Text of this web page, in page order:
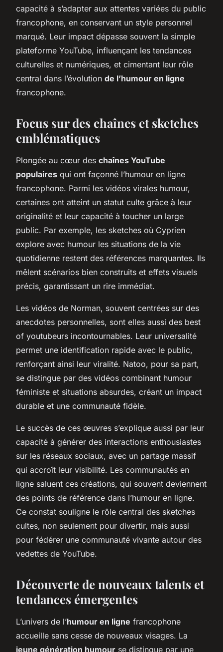
capacité à s’adapter aux attentes variées du public
francophone, en conservant un style personnel
marqué. Leur impact dépasse souvent la simple
plateforme YouTube, influençant les tendances
culturelles et numériques, et cimentant leur rôle
central dans l’évolution de l’humour en ligne
francophone.
Focus sur des chaînes et sketches
emblématiques
Plongée au cœur des chaînes YouTube
populaires qui ont façonné l’humour en ligne
francophone. Parmi les vidéos virales humour,
certaines ont atteint un statut culte grâce à leur
originalité et leur capacité à toucher un large
public. Par exemple, les sketches où Cyprien
explore avec humour les situations de la vie
quotidienne restent des références marquantes. Ils
mêlent scénarios bien construits et effets visuels
précis, garantissant un rire immédiat.
Les vidéos de Norman, souvent centrées sur des
anecdotes personnelles, sont elles aussi des best
of youtubeurs incontournables. Leur universalité
permet une identification rapide avec le public,
renforçant ainsi leur viralité. Natoo, pour sa part,
se distingue par des vidéos combinant humour
féministe et situations absurdes, créant un impact
durable et une communauté fidèle.
Le succès de ces œuvres s’explique aussi par leur
capacité à générer des interactions enthousiastes
sur les réseaux sociaux, avec un partage massif
qui accroît leur visibilité. Les communautés en
ligne saluent ces créations, qui souvent deviennent
des points de référence dans l’humour en ligne.
Ce constat souligne le rôle central des sketches
cultes, non seulement pour divertir, mais aussi
pour fédérer une communauté vivante autour des
vedettes de YouTube.
Découverte de nouveaux talents et
tendances émergentes
L’univers de l’humour en ligne francophone
accueille sans cesse de nouveaux visages. La
jeune génération humour se distingue par une